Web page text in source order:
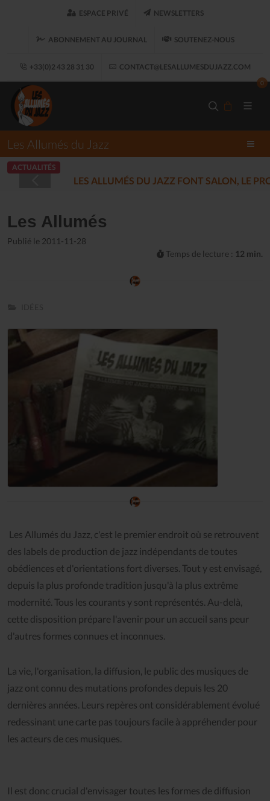
ESPACE PRIVÉ NEWSLETTERS
ABONNEMENT AU JOURNAL SOUTENEZ-NOUS
+33(0)2 43 28 31 30 CONTACT@LESALLUMESDUJAZZ.COM
0
Les Allumés du Jazz
ACTUALITÉS
LES ALLUMÉS DU JAZZ FONT SALON, LE
Les Allumés
Publié le 2011-11-28
Temps de lecture : 12 min.
Les Allumés du Jazz, c'est le premier endroit où se retrouvent
des labels de production de jazz indépendants de toutes
obédiences et d'orientations fort diverses. Tout y est envisagé,
depuis la plus profonde tradition jusqu'à la plus extrême
modernité. Tous les courants y sont représentés. Au-delà,
cette disposition prépare l'avenir pour un accueil sans peur
d'autres formes connues et inconnues.
La vie, l'organisation, la diffusion, le public des musiques de
jazz ont connu des mutations profondes depuis les 20
dernières années. Leurs repères ont considérablement évolué
redessinant une carte pas toujours facile à appréhender pour
les acteurs de ces musiques.
Il est donc crucial d'envisager toutes les formes de diffusion